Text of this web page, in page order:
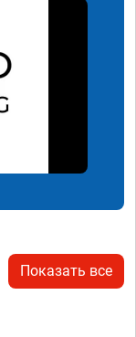
Показать все